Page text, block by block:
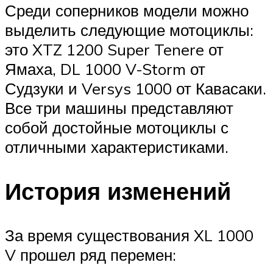
Среди соперников модели можно
выделить следующие мотоциклы:
это XTZ 1200 Super Tenere от
Ямаха, DL 1000 V-Storm от
Судзуки и Versys 1000 от Кавасаки.
Все три машины представляют
собой достойные мотоциклы с
отличными характеристиками.
История изменений
За время существования XL 1000
V прошел ряд перемен: